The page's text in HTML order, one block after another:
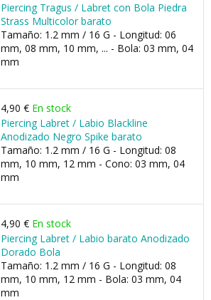
Piercing Tragus / Labret con Bola Piedra
Strass Multicolor barato
Tamaño: 1.2 mm / 16 G - Longitud: 06
mm, 08 mm, 10 mm, ... - Bola: 03 mm, 04
mm
4,90 € En stock
Piercing Labret / Labio Blackline
Anodizado Negro Spike barato
Tamaño: 1.2 mm / 16 G - Longitud: 08
mm, 10 mm, 12 mm - Cono: 03 mm, 04
mm
4,90 € En stock
Piercing Labret / Labio barato Anodizado
Dorado Bola
Tamaño: 1.2 mm / 16 G - Longitud: 08
mm, 10 mm, 12 mm - Bola: 03 mm, 04
mm